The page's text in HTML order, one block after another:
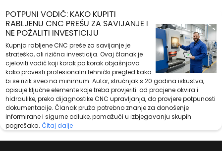
POTPUNI VODIČ: KAKO KUPITI
RABLJENU CNC PREŠU ZA SAVIJANJE I
NE POŽALITI INVESTICIJU
Kupnja rabljene CNC preše za savijanje je
strateška, ali rizična investicija. Ovaj članak je
cjeloviti vodič koji korak po korak objašnjava
kako provesti profesionalni tehnički pregled kako
bi se rizik sveo na minimum. Autor, stručnjak s 20 godina iskustva,
opisuje ključne elemente koje treba provjeriti: od procjene okvira i
hidraulike, preko dijagnostike CNC upravljanja, do provjere potpunosti
dokumentacije. Članak pruža potrebno znanje za donošenje
informirane i sigurne odluke, pomažući u izbjegavanju skupih
pogrešaka. Čitaj dalje